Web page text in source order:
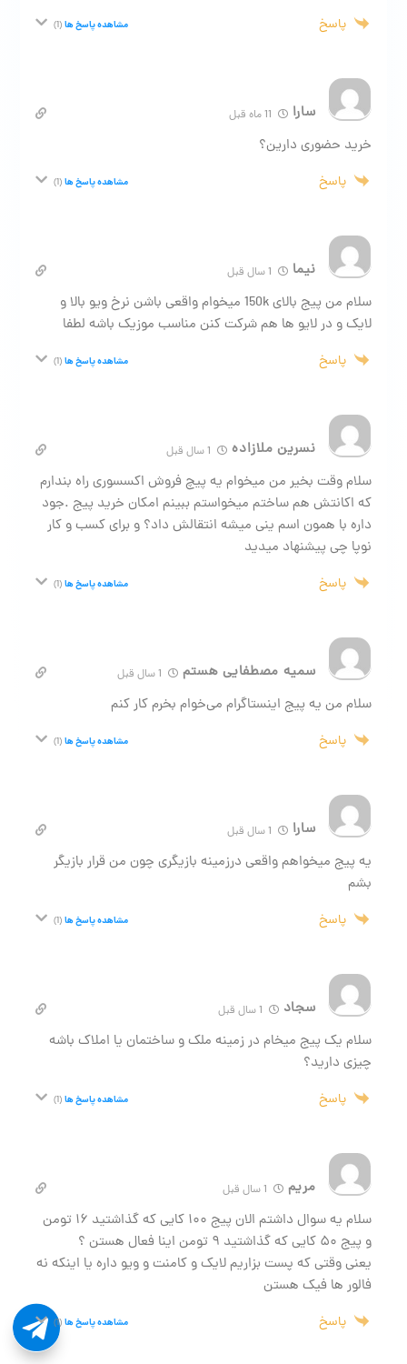

پاسخ مشاهده پاسخ ها(1)
سارا
خرید حضوری دارین؟
پاسخ مشاهده پاسخ ها(1)
نیما
سلام من پیج بالای 150k میخوام واقعی باشن نرخ ویو بالا و
لایک و در لایو ها هم شرکت کنن مناسب موزیک باشه لطفا
پاسخ مشاهده پاسخ ها(1)
نسرین ملازاده
سلام وقت بخیر من میخوام یه پیچ فروش اکسسوری راه بندارم
که اکانتش هم ساختم میخواستم ببینم امکان خرید پیج .جود
داره با همون اسم ینی میشه انتقالش داد؟ و برای کسب و کار
نوپا چی پیشنهاد میدید
پاسخ مشاهده پاسخ ها(1)
سمیه مصطفایی هستم
سلام من یه پیج اینستاگرام می‌خوام بخرم کار کنم
پاسخ مشاهده پاسخ ها(1)
سارا
یه پیج میخواهم واقعی درزمینه بازیگری چون من قرار بازیگر
بشم
پاسخ مشاهده پاسخ ها(1)
سجاد
سلام یک پیج میخام در زمینه ملک و ساختمان یا املاک باشه
چیزی دارید؟
پاسخ مشاهده پاسخ ها(1)
مریم
سلام یه سوال داشتم الان پیج ۱۰۰ کایی که گذاشتید ۱۶ تومن
و پیج ۵۰ کایی که گذاشتید ۹ تومن اینا فعال هستن ؟
یعنی وقتی که پست بزاریم لایک و کامنت و ویو داره یا اینکه نه
فالور ها فیک هستن
پاسخ مشاهده پاسخ ها(1)